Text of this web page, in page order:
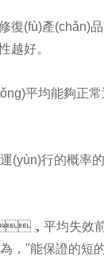
復(fù)產(chǎn)
好。
平均能夠正
(yùn)行的概率
，平均失效前
，"能保證的